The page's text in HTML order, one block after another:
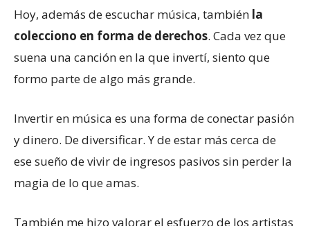
Hoy, además de escuchar música, también la
colecciono en forma de derechos. Cada vez que
suena una canción en la que invertí, siento que
formo parte de algo más grande.
Invertir en música es una forma de conectar pasión
y dinero. De diversificar. Y de estar más cerca de
ese sueño de vivir de ingresos pasivos sin perder la
magia de lo que amas.
También me hizo valorar el esfuerzo de los artistas